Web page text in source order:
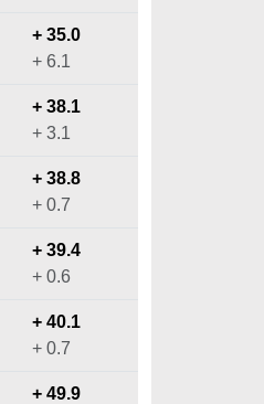
+ 35.0
+ 6.1
+ 38.1
+ 3.1
+ 38.8
+ 0.7
+ 39.4
+ 0.6
+ 40.1
+ 0.7
+ 49.9